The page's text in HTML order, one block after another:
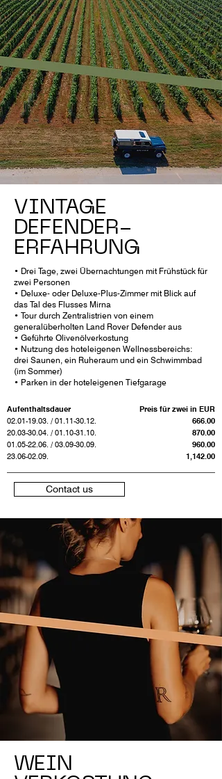
VINTAGE
DEFENDER-
ERFAHRUNG
• Drei Tage, zwei Übernachtungen mit Frühstück für
zwei Personen
• Deluxe- oder Deluxe-Plus-Zimmer mit Blick auf
das Tal des Flusses Mirna
• Tour durch Zentralistrien von einem
generalüberholten Land Rover Defender aus
• Geführte Olivenölverkostung
• Nutzung des hoteleigenen Wellnessbereichs:
drei Saunen, ein Ruheraum und ein Schwimmbad
(im Sommer)
• Parken in der hoteleigenen Tiefgarage
Preis für zwei in EUR
666.00
870.00
960.00
1,142.00
Aufenthaltsdauer
02.01-19.03. /01.11-30.12.
20.03-30.04. /01.10-31.10.
01.05-22.06. /03.09-30.09.
23.06-02.09.
Contact us
WEIN